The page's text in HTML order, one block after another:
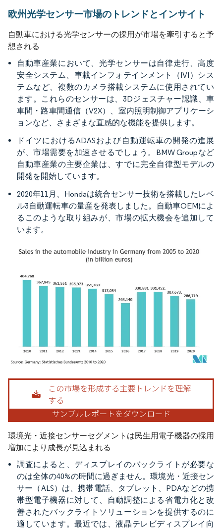
欧州光学センサー市場のトレンドとインサイト
自動車における光学センサーの採用が市場を牽引すると予
想される
自動車産業において、光学センサーは自律走行、高度
安全システム、車載インフォテインメント（IVI）シス
テムなど、複数のカメラ搭載システムに使用されてい
ます。これらのセンサーは、3Dジェスチャー認識、車
車間・路車間通信（V2X）、室内照明制御アプリケーシ
ョンなど、さまざまな直感的な機能を提供します。
ドイツにおけるADASおよび自動運転車の開発の進展
が、市場需要を加速させるでしょう。BMW Groupなど
自動車産業の主要企業は、すでに完全自律型モデルの
開発を開始しています。
2020年11月、Hondaは統合センサー技術を搭載したレベ
ル3自動運転車の量産を発表しました。自動車OEMによ
るこのような取り組みが、市場の拡大機会を追加して
います。
画像 © Mordor Intelligence。再利用にはCC BY 4.0の表示が必要です。
環境光・近接センサーセグメントは民生用電子機器の採用
増加により成長が見込まれる
調査によると、ディスプレイのバックライトが必要な
のは全体の40%の時間に過ぎません。環境光・近接セン
サー（ALS）は、携帯電話、タブレット、PDAなどの携
帯型電子機器に対して、自動調整による省電力化と改
善されたバックライトソリューションを提供するのに
適しています。最近では、液晶テレビディスプレイ向